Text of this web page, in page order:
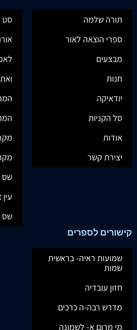
תורה שלמה
ספרי הוצאה לאור
מבצעים
חנות
יודאיקה
סל הקניות
אודות
יצירת קשר
סט
שס
שס
קישורים לספרים
שמועות ראיה- בראשית
שמות
חזון עובדיה
מדרש רבה-ה כרכים
מי מרום א- לשמונה